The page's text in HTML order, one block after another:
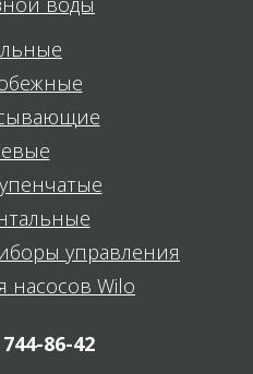
управления
насосов Wilo
86-42